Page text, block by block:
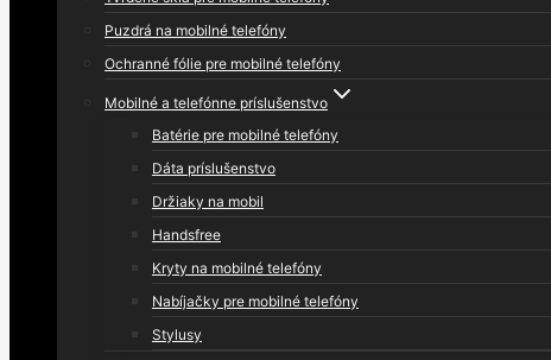
Puzdrá na mobilné telefóny
Ochranné fólie pre mobilné telefóny
Mobilné a telefónne príslušenstvo
Batérie pre mobilné telefóny
Dáta príslušenstvo
Držiaky na mobil
Handsfree
Kryty na mobilné telefóny
Nabíjačky pre mobilné telefóny
Stylusy